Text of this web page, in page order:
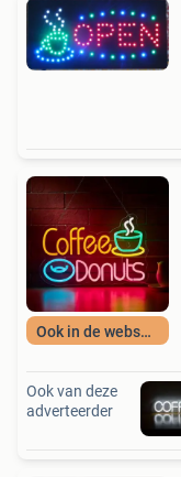
Ook in de webshop
Ook van deze
adverteerder